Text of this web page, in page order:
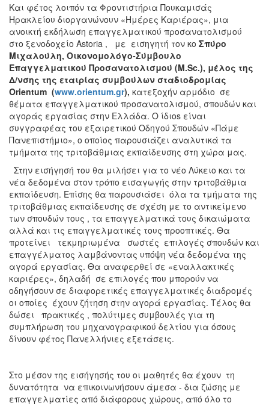
Και φέτος λοιπόν τα Φροντιστήρια Πουκαμισάς
Ηρακλείου διοργανώνουν «Ημέρες Καριέρας», μια
ανοικτή εκδήλωση επαγγελματικού προσανατολισμού
στο ξενοδοχείο Astoria , με εισηγητή τον κο Σπύρο
Μιχαλούλη, Οικονομολόγο-Σύμβουλο
Επαγγελματικού Προσανατολισμού (Μ.Sc.), μέλος της
Δ/νσης της εταιρίας συμβούλων σταδιοδρομίας
Οrientum (www.orientum.gr), κατεξοχήν αρμόδιο σε
θέματα επαγγελματικού προσανατολισμού, σπουδών και
αγοράς εργασίας στην Ελλάδα. O ίδιοs είναι
συγγραφέας του εξαιρετικού Οδηγού Σπουδών «Πάμε
Πανεπιστήμιο», ο οποίος παρουσιάζει αναλυτικά τα
τμήματα της τριτοβάθμιας εκπαίδευσης στη χώρα μας.
Στην εισήγησή του θα μιλήσει για το νέο Λύκειο και τα
νέα δεδομένα στον τρόπο εισαγωγής στην τριτοβάθμια
εκπαίδευση. Επίσης θα παρουσιάσει όλα τα τμήματα της
τριτοβάθμιας εκπαίδευσης σε σχέση με το αντικείμενο
των σπουδών τους , τα επαγγελματικά τους δικαιώματα
αλλά και τις επαγγελματικές τους προοπτικές. Θα
προτείνει τεκμηριωμένα σωστές επιλογές σπουδών και
επαγγέλματος λαμβάνοντας υπόψη νέα δεδομένα της
αγορά εργασίας. Θα αναφερθεί σε «εναλλακτικές
καριέρες», δηλαδή σε επιλογές που μπορούν να
οδηγήσουν σε διαφορετικές επαγγελματικές διαδρομές
οι οποίες έχουν ζήτηση στην αγορά εργασίας. Τέλος θα
δώσει πρακτικές , πολύτιμες συμβουλές για τη
συμπλήρωση του μηχανογραφικού δελτίου για όσους
δίνουν φέτος Πανελλήνιες εξετάσεις.
Στο μέσον της εισήγησής του οι μαθητές θα έχουν τη
δυνατότητα να επικοινωνήσουν άμεσα - δια ζώσης με
επαγγελματίες από διάφορους χώρους, από όλο το